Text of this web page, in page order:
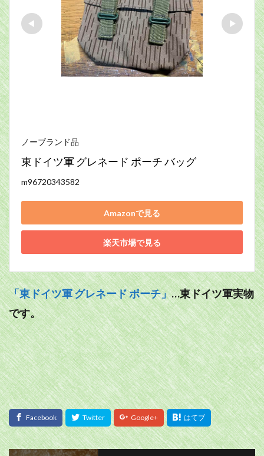
ノーブランド品
東ドイツ軍 グレネード ポーチ バッグ
m96720343582
Amazonで見る
楽天市場で見る
「東ドイツ軍 グレネード ポーチ」…東ドイツ軍実物
です。